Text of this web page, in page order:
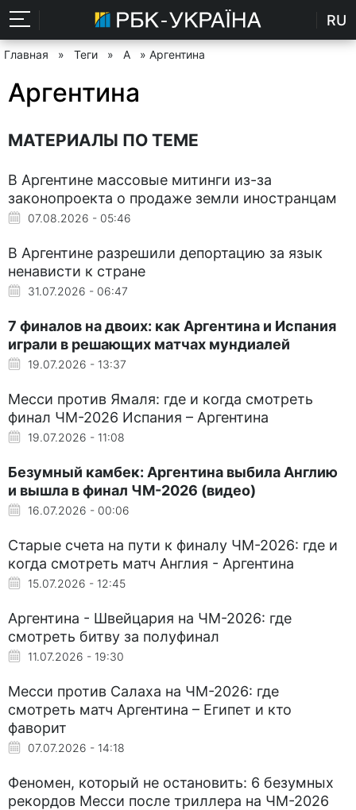
RU
Главная » Теги » А » Аргентина
Аргентина
МАТЕРИАЛЫ ПО ТЕМЕ
В Аргентине массовые митинги из-за
законопроекта о продаже земли иностранцам
07.08.2026 - 05:46
В Аргентине разрешили депортацию за язык
ненависти к стране
31.07.2026 - 06:47
7 финалов на двоих: как Аргентина и Испания
играли в решающих матчах мундиалей
19.07.2026 - 13:37
Месси против Ямаля: где и когда смотреть
финал ЧМ-2026 Испания – Аргентина
19.07.2026 - 11:08
Безумный камбек: Аргентина выбила Англию
и вышла в финал ЧМ-2026 (видео)
16.07.2026 - 00:06
Старые счета на пути к финалу ЧМ-2026: где и
когда смотреть матч Англия - Аргентина
15.07.2026 - 12:45
Аргентина - Швейцария на ЧМ-2026: где
смотреть битву за полуфинал
11.07.2026 - 19:30
Месси против Салаха на ЧМ-2026: где
смотреть матч Аргентина – Египет и кто
фаворит
07.07.2026 - 14:18
Феномен, который не остановить: 6 безумных
рекордов Месси после триллера на ЧМ-2026